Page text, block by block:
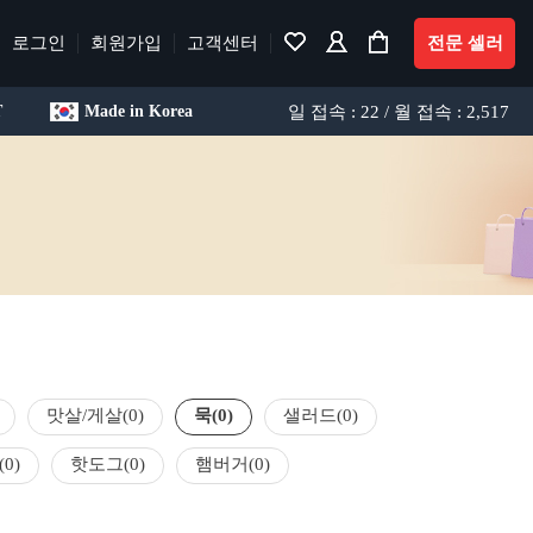
로그인 회원가입 고객센터 전문 셀러
Made in Korea 일 접속 : 22 / 월 접속 : 2,517
맛살/게살(0) 묵(0) 샐러드(0)
(0) 핫도그(0) 햄버거(0)